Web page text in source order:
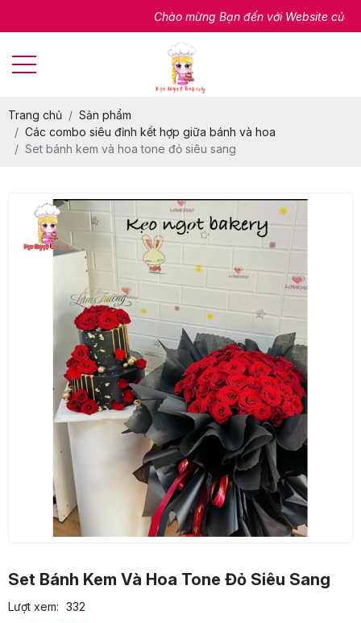
Chào mừng Bạn đến với Website của
Trang chủ
Sản phẩm
Các combo siêu đỉnh kết hợp giữa bánh và hoa
Set bánh kem và hoa tone đỏ siêu sang
Set Bánh Kem Và Hoa Tone Đỏ Siêu Sang
Lượt xem: 332